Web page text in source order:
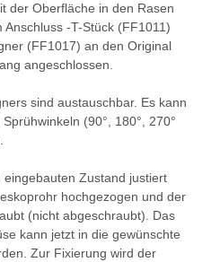
der Oberfläche in den Rasen
-T-Stück (FF1011)
(FF1017) an den Original
angeschlossen.
sind austauschbar. Es kann
(90°, 180°, 270°
Zustand justiert
hochgezogen und der
(nicht abgeschraubt). Das
kann jetzt in die gewünschte
Zur Fixierung wird der